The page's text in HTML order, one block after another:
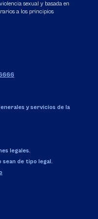
sexual y basada en
a los principios
y servicios de la
legales.
de tipo legal.